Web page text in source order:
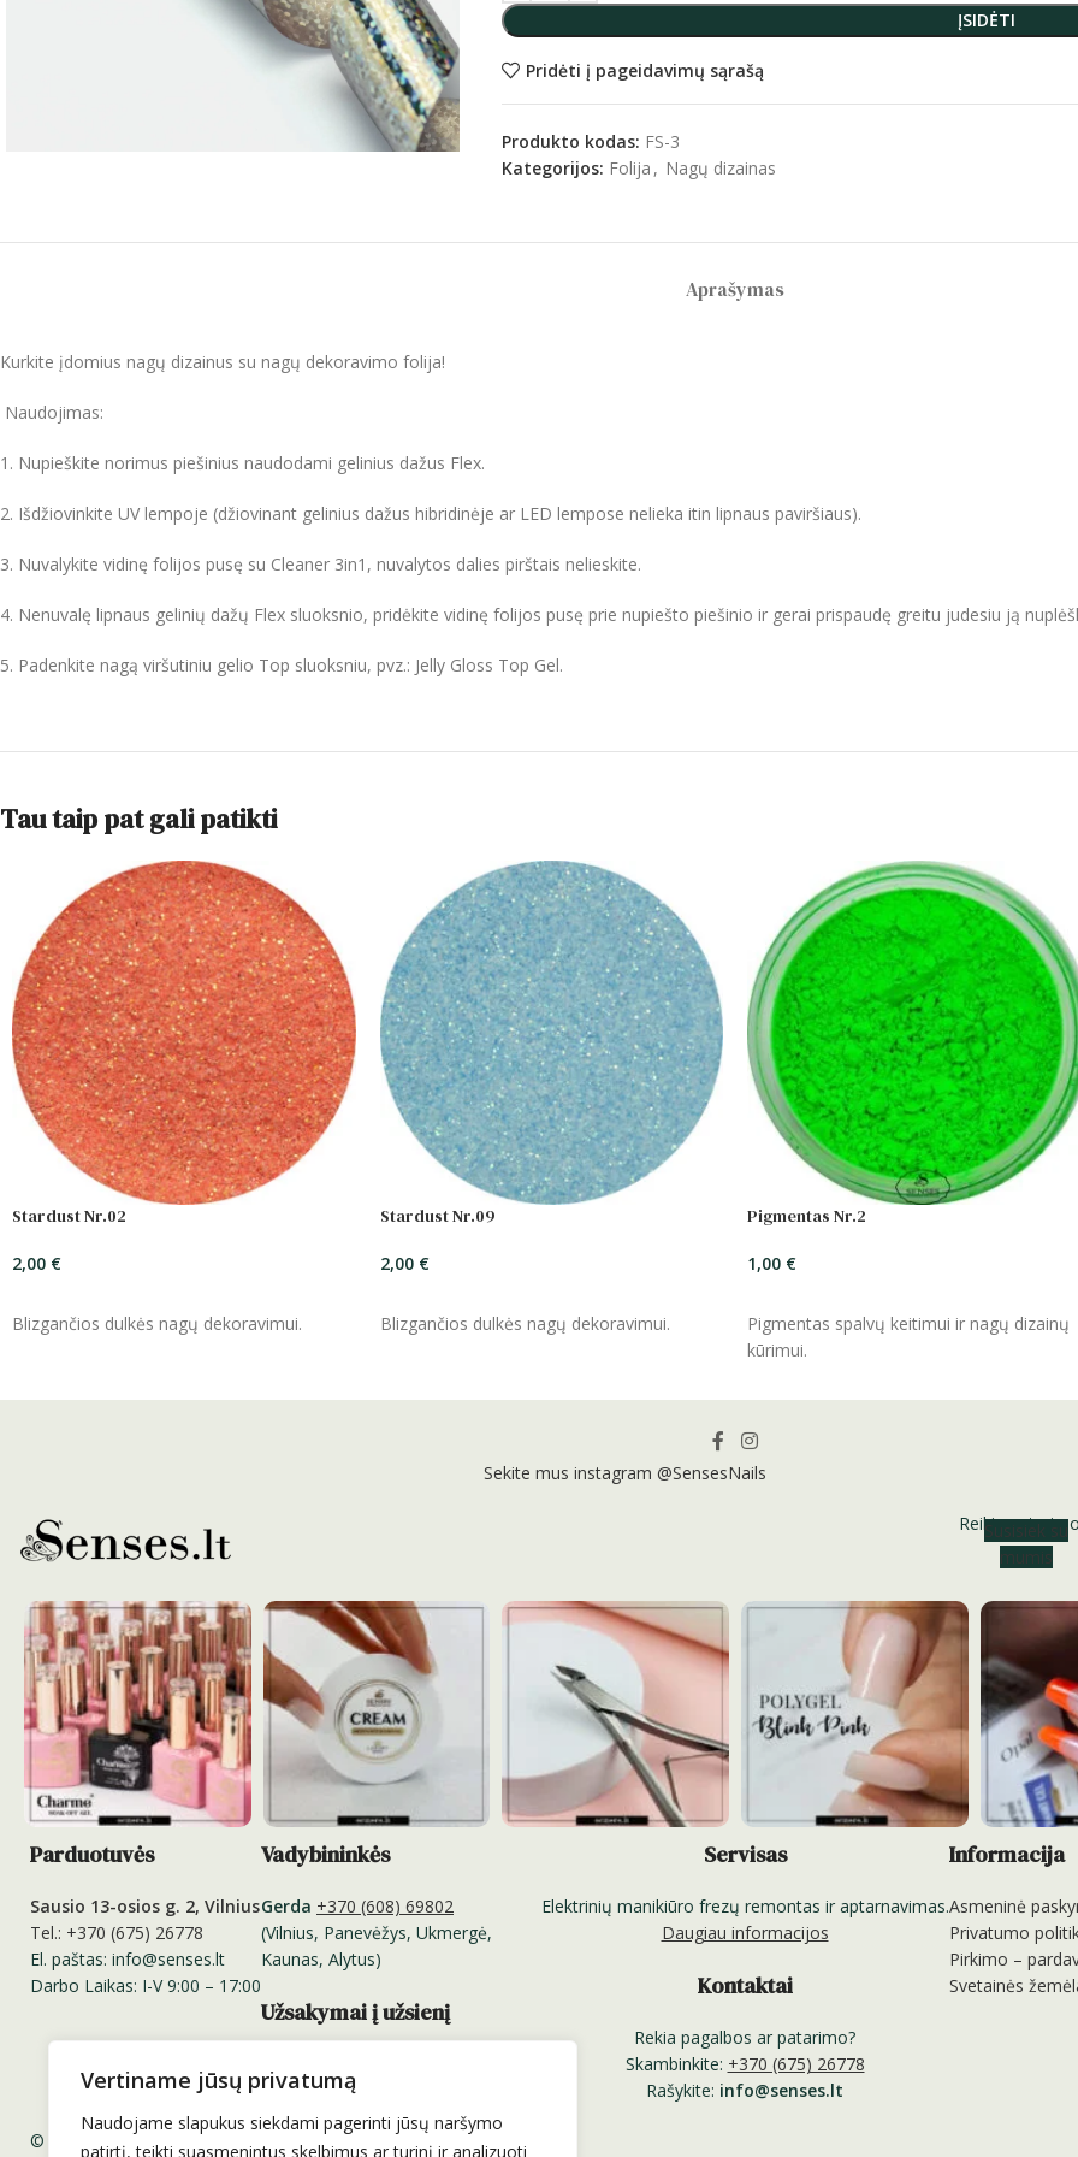
Vertiname jūsų privatumą
Naudojame slapukus siekdami pagerinti jūsų naršymo
patirtį, teikti suasmenintus skelbimus ar turinį ir analizuoti
ĮSIDĖTI
Pridėti į pageidavimų sąrašą
Produkto kodas: FS-3
Kategorijos: Folija , Nagų dizainas
Aprašymas
Kurkite įdomius nagų dizainus su nagų dekoravimo folija!
Naudojimas:
1. Nupieškite norimus piešinius naudodami gelinius dažus Flex.
2. Išdžiovinkite UV lempoje (džiovinant gelinius dažus hibridinėje ar LED lempose nelieka itin lipnaus paviršiaus).
3. Nuvalykite vidinę folijos pusę su Cleaner 3in1, nuvalytos dalies pirštais nelieskite.
4. Nenuvalę lipnaus gelinių dažų Flex sluoksnio, pridėkite vidinę folijos pusę prie nupiešto piešinio ir gerai prispaudę greitu judesiu ją
5. Padenkite nagą viršutiniu gelio Top sluoksniu, pvz.: Jelly Gloss Top Gel.
Tau taip pat gali patikti
Stardust Nr.02
2,00 €
Blizgančios dulkės nagų dekoravimui.
Stardust Nr.09
2,00 €
Blizgančios dulkės nagų dekoravimui.
Pigmentas Nr.2
1,00 €
Pigmentas spalvų keitimui ir nagų dizainų
kūrimui.
Sekite mus instagram @SensesNails
ReikiaSusisiek su
mumis
Parduotuvės
Sausio 13-osios g. 2, Vilnius
Tel.: +370 (675) 26778
El. paštas: info@senses.lt
Darbo Laikas: I-V 9:00 – 17:00
Vadybininkės
Gerda +370 (608) 69802
(Vilnius, Panevėžys, Ukmergė,
Kaunas, Alytus)
Užsakymai į užsienį
el. paštu:info@senses.lt
Servisas
Elektrinių manikiūro frezų remontas ir aptarnavimas.
Daugiau informacijos
Kontaktai
Rekia pagalbos ar patarimo?
Skambinkite: +370 (675) 26778
Rašykite: info@senses.lt
Informacija
Asmeninė
Privatumo
Pirkimo –
Svetainės
© 2011-2025 UAB „Prodeka“. Visos teisės saugomos.